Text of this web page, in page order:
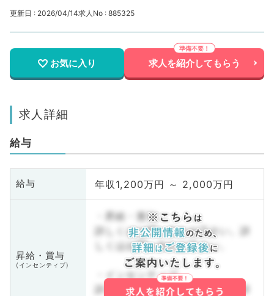
更新日 : 2026/04/14求人No : 885325
お気に入り 求人を紹介してもらう
求人詳細
給与
給与 年収1,200万円 ～ 2,000万円
昇給・賞与
(インセンティブ)
・昇給・賞与
詳しくはお問い合わせ下さい。詳
しくはお問い合わせ下さい。
・インセンティブ
詳しくはお問い合わせ下さい。詳